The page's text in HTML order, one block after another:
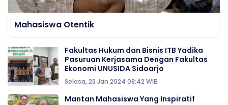
Mahasiswa Otentik
Fakultas Hukum dan Bisnis ITB Yadika
Pasuruan Kerjasama Dengan Fakultas
Ekonomi UNUSIDA Sidoarjo
Selasa, 23 Jan 2024 08:42 WIB
Mantan Mahasiswa Yang Inspiratif